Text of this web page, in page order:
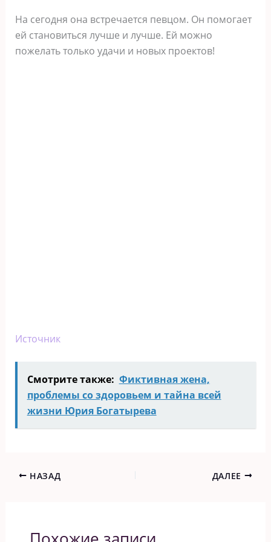
На сегодня она встречается певцом. Он помогает
ей становиться лучше и лучше. Ей можно
пожелать только удачи и новых проектов!
Источник
Смотрите также: Фиктивная жена,
проблемы со здоровьем и тайна всей
жизни Юрия Богатырева
НАЗАД ДАЛЕЕ